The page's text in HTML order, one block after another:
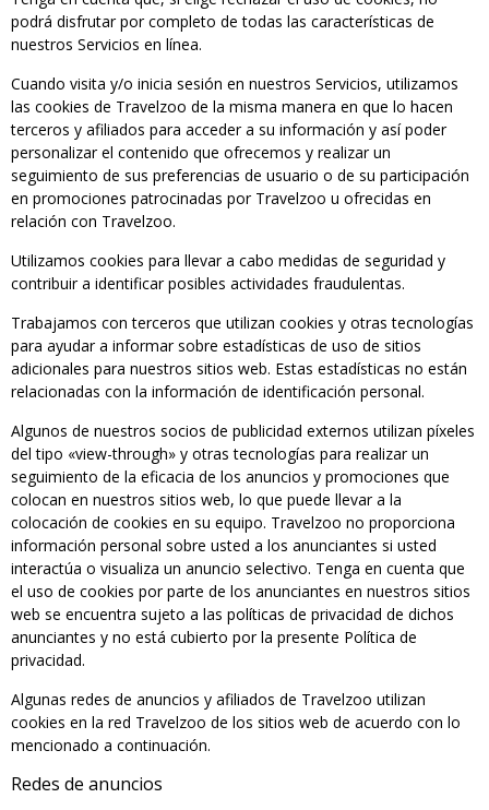
podrá disfrutar por completo de todas las características de
nuestros Servicios en línea.
Cuando visita y/o inicia sesión en nuestros Servicios, utilizamos
las cookies de Travelzoo de la misma manera en que lo hacen
terceros y afiliados para acceder a su información y así poder
personalizar el contenido que ofrecemos y realizar un
seguimiento de sus preferencias de usuario o de su participación
en promociones patrocinadas por Travelzoo u ofrecidas en
relación con Travelzoo.
Utilizamos cookies para llevar a cabo medidas de seguridad y
contribuir a identificar posibles actividades fraudulentas.
Trabajamos con terceros que utilizan cookies y otras tecnologías
para ayudar a informar sobre estadísticas de uso de sitios
adicionales para nuestros sitios web. Estas estadísticas no están
relacionadas con la información de identificación personal.
Algunos de nuestros socios de publicidad externos utilizan píxeles
del tipo «view-through» y otras tecnologías para realizar un
seguimiento de la eficacia de los anuncios y promociones que
colocan en nuestros sitios web, lo que puede llevar a la
colocación de cookies en su equipo. Travelzoo no proporciona
información personal sobre usted a los anunciantes si usted
interactúa o visualiza un anuncio selectivo. Tenga en cuenta que
el uso de cookies por parte de los anunciantes en nuestros sitios
web se encuentra sujeto a las políticas de privacidad de dichos
anunciantes y no está cubierto por la presente Política de
privacidad.
Algunas redes de anuncios y afiliados de Travelzoo utilizan
cookies en la red Travelzoo de los sitios web de acuerdo con lo
mencionado a continuación.
Redes de anuncios